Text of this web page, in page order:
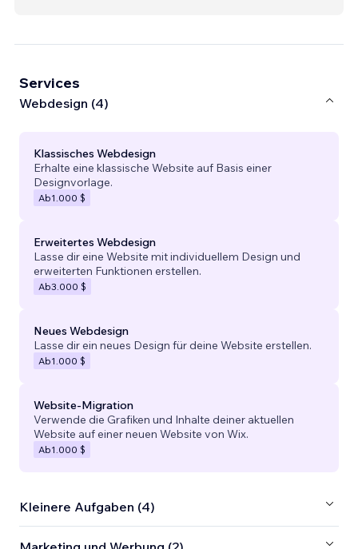
Services
Webdesign (4)
Klassisches Webdesign
Erhalte eine klassische Website auf Basis einer
Designvorlage.
Ab1.000 $
Erweitertes Webdesign
Lasse dir eine Website mit individuellem Design und
erweiterten Funktionen erstellen.
Ab3.000 $
Neues Webdesign
Lasse dir ein neues Design für deine Website erstellen.
Ab1.000 $
Website-Migration
Verwende die Grafiken und Inhalte deiner aktuellen
Website auf einer neuen Website von Wix.
Ab1.000 $
Kleinere Aufgaben (4)